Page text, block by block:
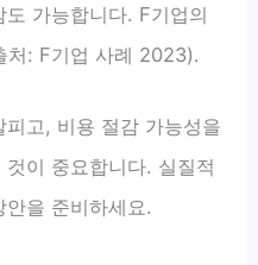
가능합니다. F기업의
처: F기업 사례 2023).
고, 비용 절감 가능성을
이 중요합니다. 실질적
을 준비하세요.